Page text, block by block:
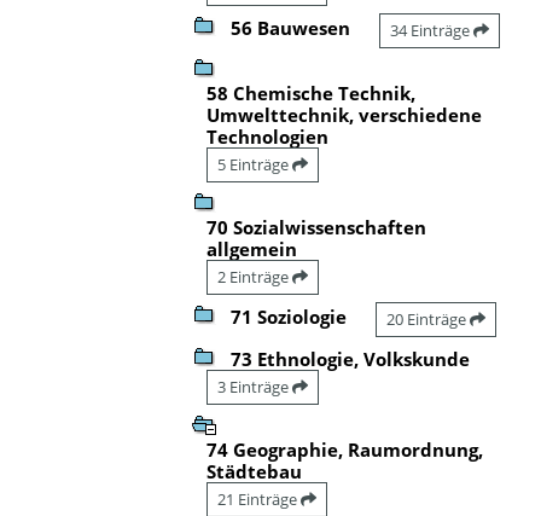
56 Bauwesen 34 Einträge
58 Chemische Technik,
Umwelttechnik, verschiedene
Technologien
5 Einträge
70 Sozialwissenschaften
allgemein
2 Einträge
71 Soziologie 20 Einträge
73 Ethnologie, Volkskunde
3 Einträge
74 Geographie, Raumordnung,
Städtebau
21 Einträge